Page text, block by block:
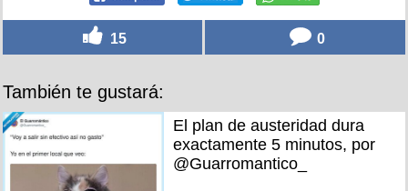
15 0
También te gustará:
El plan de austeridad dura
exactamente 5 minutos, por
@Guarromantico_